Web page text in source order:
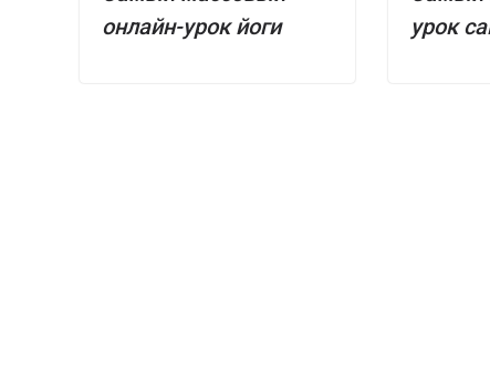
онлайн-урок йоги
урок